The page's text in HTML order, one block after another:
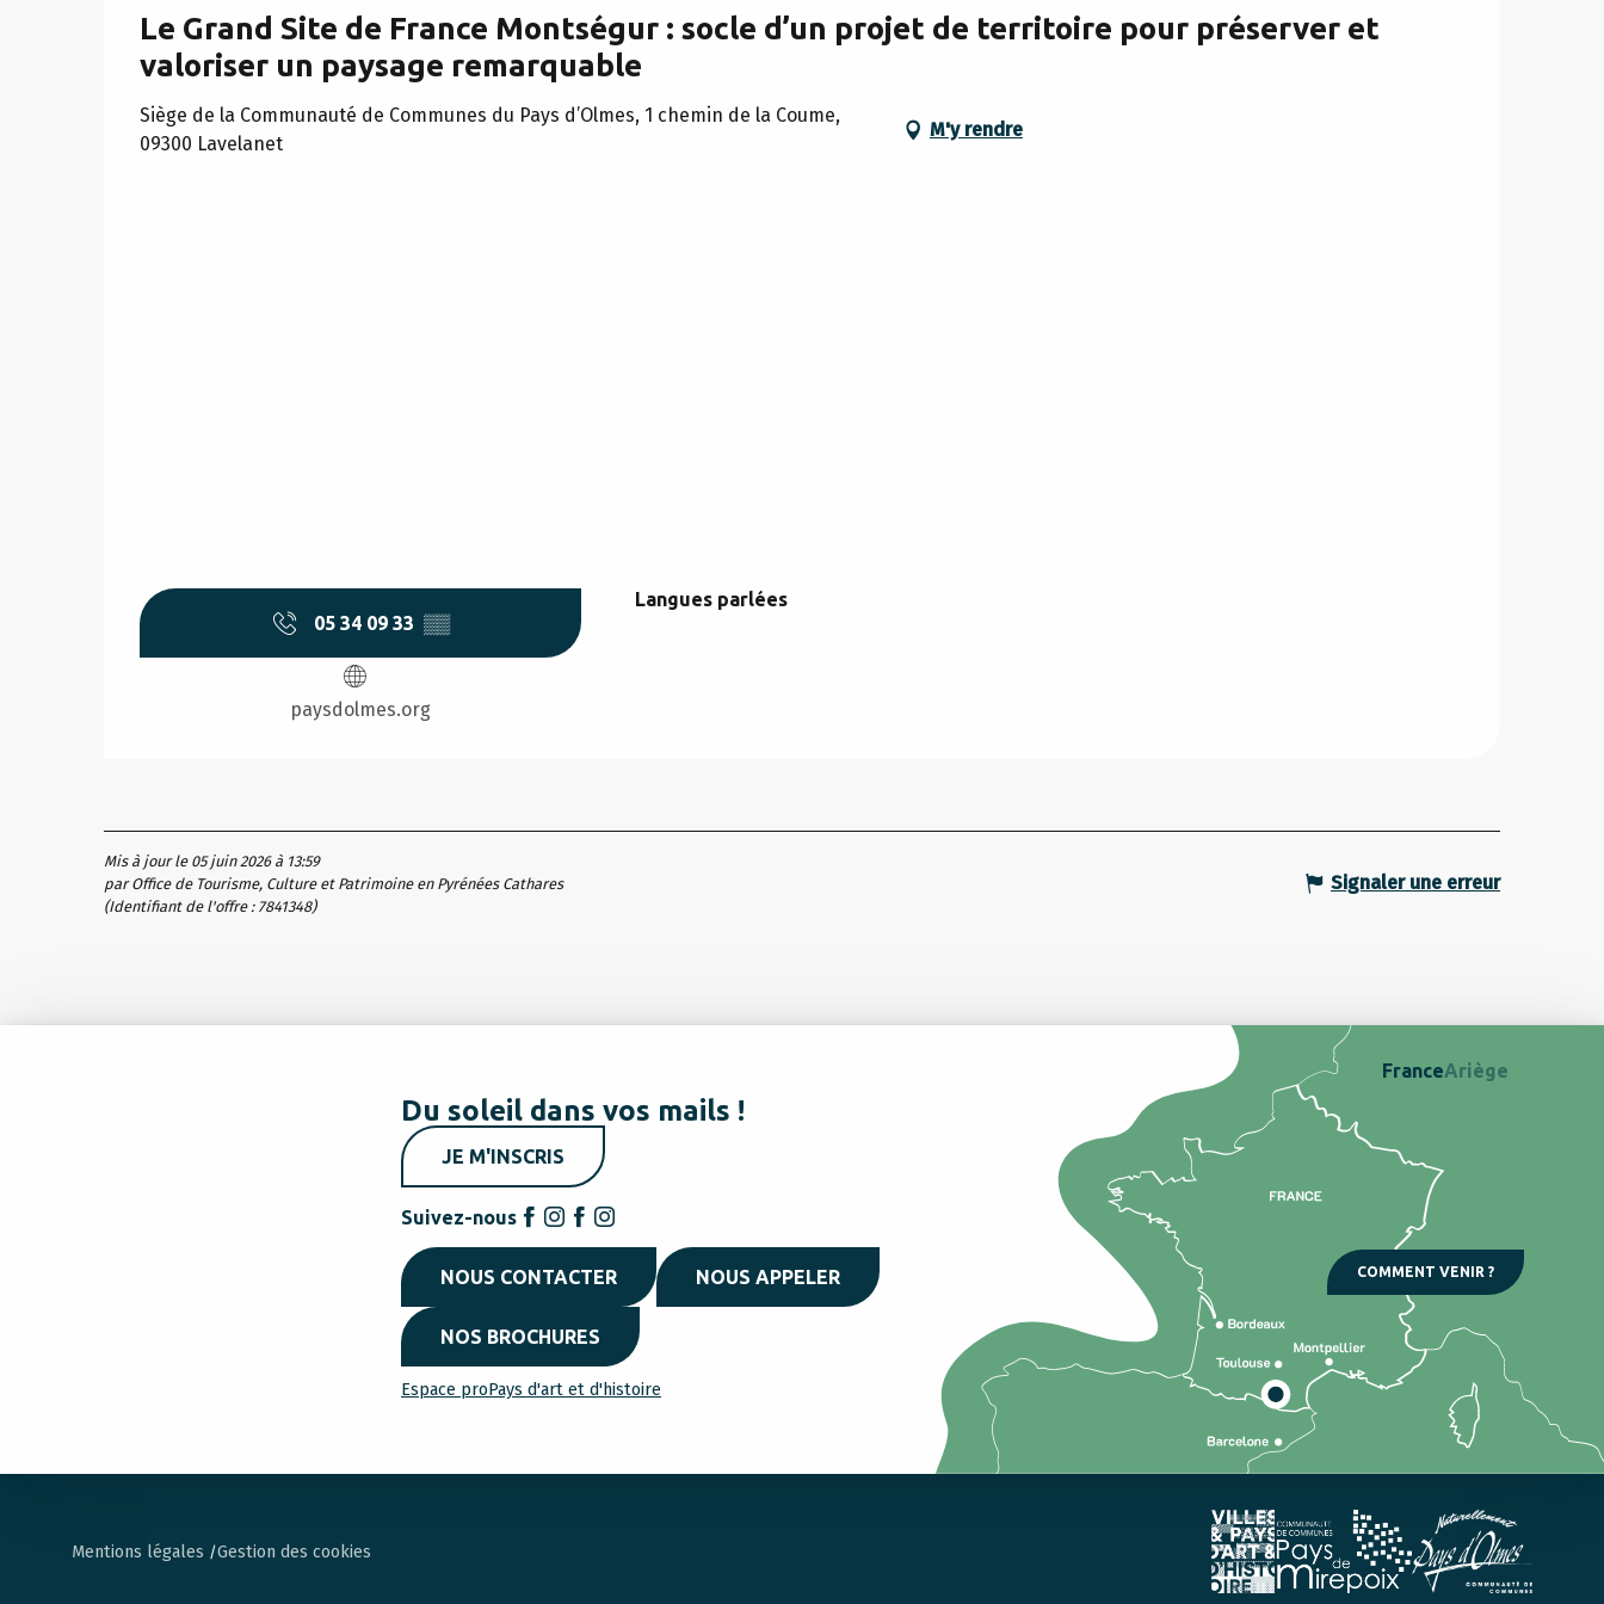
Le Grand Site de France Montségur : socle d’un projet de territoire pour préserver et
valoriser un paysage remarquable
Siège de la Communauté de Communes du Pays d’Olmes, 1 chemin de la Coume,
09300 Lavelanet
M'y rendre
05 34 09 33 ▒▒
paysdolmes.org
Langues parlées
Langues parlées
Mis à jour le 05 juin 2026 à 13:59
par Office de Tourisme, Culture et Patrimoine en Pyrénées Cathares
(Identifiant de l'offre : 7841348)
Signaler une erreur
Du soleil dans vos mails !
JE M'INSCRIS
Suivez-nous
NOUS CONTACTER NOUS APPELER
NOS BROCHURES
Espace proPays d'art et d'histoire
COMMENT VENIR ?
FranceAriège
Mentions légales Gestion des cookies